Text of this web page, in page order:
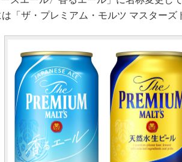
「ザ・プレミアム・モルツ マスターズ